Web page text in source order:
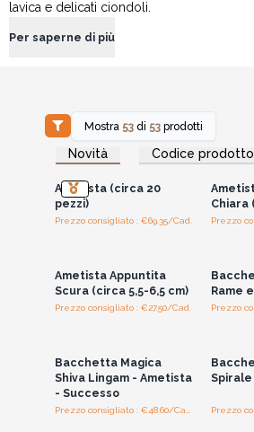
lavica e delicati ciondoli.
Per saperne di più
Mostra 53 di 53 prodotti
Novità Codice prodotto
Accedi per vedere
i prezzi all'ingrosso
Ametista (circa 20
pezzi)
Prezzo consigliato : €69.35/Cad.
i
Chiara
Prezzo
Ametista Appuntita
Scura (circa 5,5-6,5 cm)
Prezzo consigliato : €27.50/Cad.
Rame
Prezzo
Bacchetta Magica
Shiva Lingam - Ametista
- Successo